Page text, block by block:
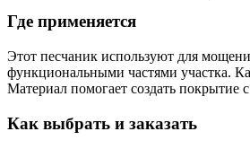
Где применяется
Этот песчаник используют для
функциональными частями участка.
Материал помогает создать покрытие
Как выбрать и заказать